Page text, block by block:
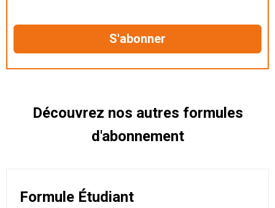
Le magazine TelQuel en numérique avant la sortie
Des informations confidentielles résérvées aux
Découvrez nos autres formules
d'abonnement
Formule Étudiant